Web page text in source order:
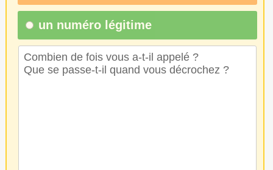
un numéro légitime